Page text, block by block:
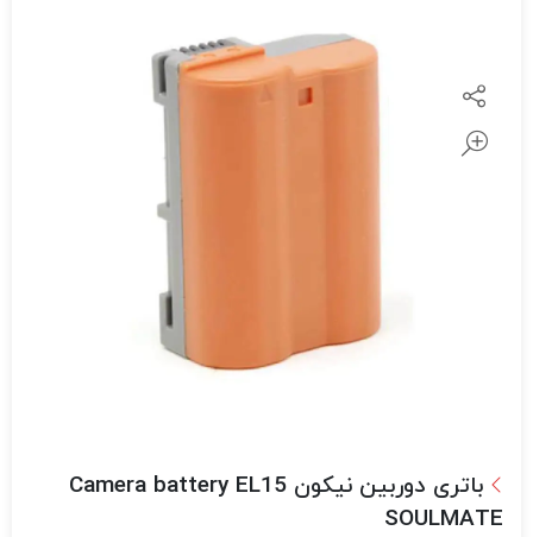
باتری دوربین نیکون Camera battery EL15
SOULMATE